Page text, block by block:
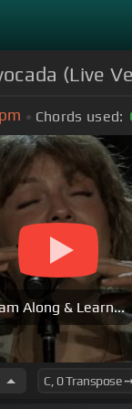
(Live
Chords used:
Along & Learn...